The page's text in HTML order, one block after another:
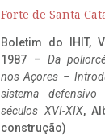
Forte de Santa
Boletim do IHIT,
1987 – Da
nos Açores –
sistema
séculos XVI-XIX,
construção)